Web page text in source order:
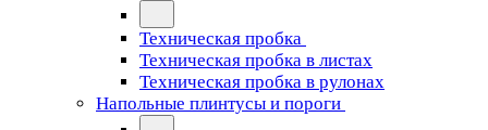
Техническая пробка
Техническая пробка в листах
Техническая пробка в рулонах
Напольные плинтусы и пороги